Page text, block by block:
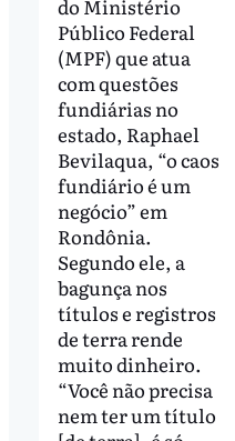
Para o procurador
do Ministério
Público Federal
(MPF) que atua
com questões
fundiárias no
estado, Raphael
Bevilaqua, “o caos
fundiário é um
negócio” em
Rondônia.
Segundo ele, a
bagunça nos
títulos e registros
de terra rende
muito dinheiro.
“Você não precisa